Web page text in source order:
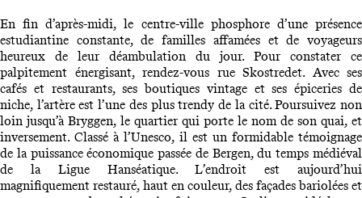
En fin d’après-midi, le centre-ville phosphore d’une présence
estudiantine constante, de familles affamées et de voyageurs
heureux de leur déambulation du jour. Pour constater ce
palpitement énergisant, rendez-vous rue Skostredet. Avec ses
cafés et restaurants, ses boutiques vintage et ses épiceries de
niche, l’artère est l’une des plus trendy de la cité. Poursuivez non
loin jusqu’à Bryggen, le quartier qui porte le nom de son quai, et
inversement. Classé à l’Unesco, il est un formidable témoignage
de la puissance économique passée de Bergen, du temps médiéval
de la Ligue Hanséatique. L’endroit est aujourd’hui
magnifiquement restauré, haut en couleur, des façades bariolées et